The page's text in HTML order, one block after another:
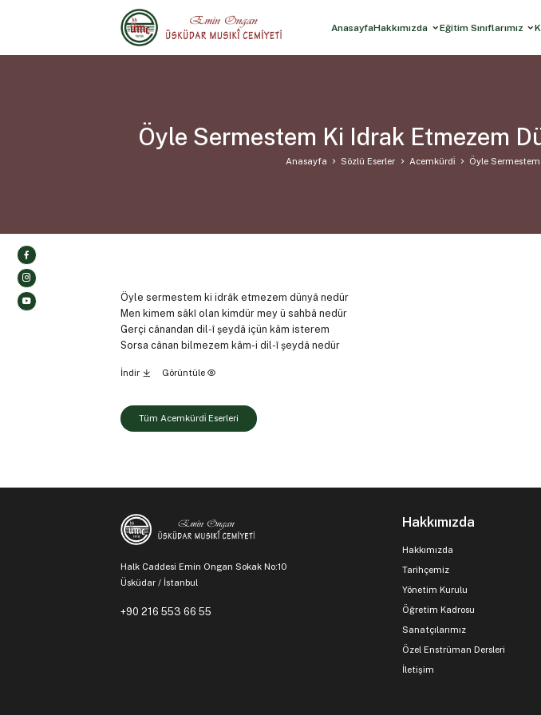
AnasayfaHakkımızda Eğitim Sınıflarımız
Öyle Sermestem Ki Idrak Etmezem
Anasayfa Sözlü Eserler Acemkürdi̇ Öyle
Öyle sermestem ki idrâk etmezem dünyâ nedür
Men kimem sâkî olan kimdür mey ü sahbâ nedür
Gerçi cânandan dil-î şeydâ içün kâm isterem
Sorsa cânan bilmezem kâm-i dil-î şeydâ nedür
İndir Görüntüle
Tüm Acemkürdi̇ Eserleri
Halk Caddesi Emin Ongan Sokak No:10
Üsküdar / İstanbul
+90 216 553 66 55
Hakkımızda
Hakkımızda
Tarihçemiz
Yönetim Kurulu
Öğretim Kadrosu
Sanatçılarımız
Özel Enstrüman Dersleri
İletişim